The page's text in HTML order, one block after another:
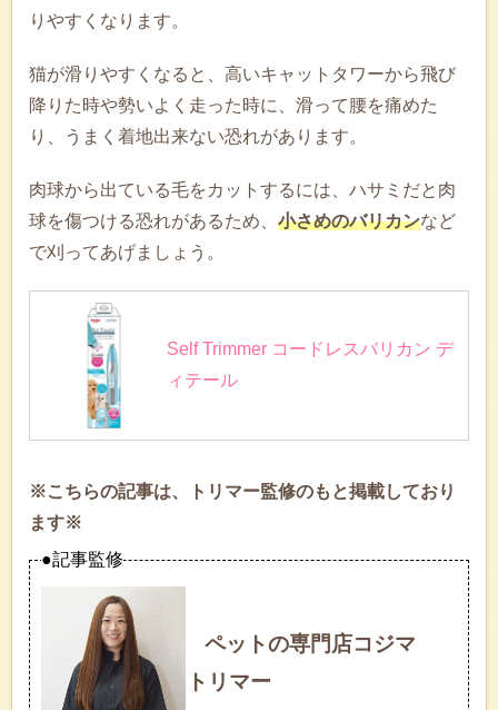
りやすくなります。
猫が滑りやすくなると、高いキャットタワーから飛び
降りた時や勢いよく走った時に、滑って腰を痛めた
り、うまく着地出来ない恐れがあります。
肉球から出ている毛をカットするには、ハサミだと肉
球を傷つける恐れがあるため、 小さめのバリカンなど
で刈ってあげましょう。
Self Trimmer コードレスバリカン デ
ィテール
※こちらの記事は、トリマー監修のもと掲載しており
ます※
●記事監修
ペットの専門店コジマ
トリマー